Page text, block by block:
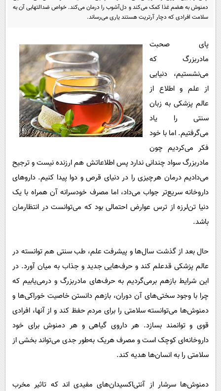
سرگرمی
فناوری
حوادث
محیط زیست
سلامت
فرهنگی
بین الملل
حیات وحش
پیامک
روانشناسی
دمنوش به هضم غذا کمک می‌کند و دل‌آشوب را درمان می‌کند. خواص ضدالتهابی آن به
سلامت افرادی که دچار آرتریت هستند یاری می‌رساند.
پای صحبت
مادربزرگ که
می‌نشستیم، دنیایی
از علم و اطلاع از
عالم پزشکی به زبان
سنتی را یاد
می‌گرفتیم. اما با خود
فکر می‌کردیم چون
مادربزرگ سواد چندانی ندارد پس اطلاعاتش هم ارزنده نیست و ترجیح
می‌دادیم درمان هرچیزی را در دنیای قرص و دوا پیدا کنیم. داروهای
داروخانه سریع‌تر جواب می‌داد، اما مصرف خودسرانه آن همراه با یک
دنیا تن‌لرزه از ترس عوارض احتمالی بود که می‌توانست در انتظارمان
باشد.
حال بعد از گذشت سال‌ها و پیشرفت علم، طب سنتی هم توانسته در
عالم پزشکی قدعلم کند و حرف‌هایی جدید و جذاب به میان آورد. در
این شرایط بازهم برمی‌گردیم به حرف‌های مادربزرگ و درمی‌یابیم که
چرا با وجود سختی‌های آن دوران، بازهم دانستن خاصیت خوراکی‌ها و
دمنوش‌ها می‌توانسته سلامتی را برای مردم حفظ کند و از آنها، افرادی
قوی و توانمند بسازد. هر داروی گیاهی و هر دمنوش برای خود
داروخانه‌ای کوچک است و مصرف هریک به‌طور جدی می‌تواند بخشی از
سلامتی را به انسان‌ها هدیه کند.
دمنوش‌ها سرشار از آنتی‌اکسیدان‌های مفیدی اند که تاثیر مخرب